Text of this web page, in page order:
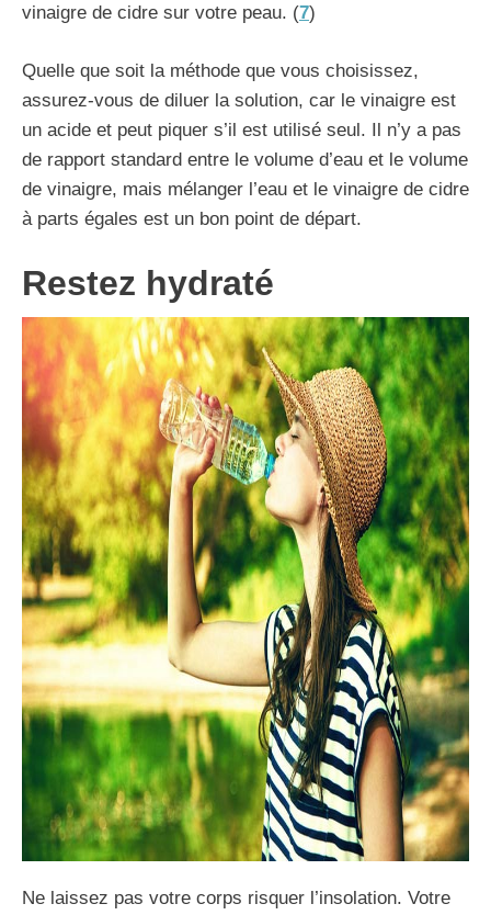
vinaigre de cidre sur votre peau. (7)
Quelle que soit la méthode que vous choisissez,
assurez-vous de diluer la solution, car le vinaigre est
un acide et peut piquer s’il est utilisé seul. Il n’y a pas
de rapport standard entre le volume d’eau et le volume
de vinaigre, mais mélanger l’eau et le vinaigre de cidre
à parts égales est un bon point de départ.
Restez hydraté
Ne laissez pas votre corps risquer l’insolation. Votre